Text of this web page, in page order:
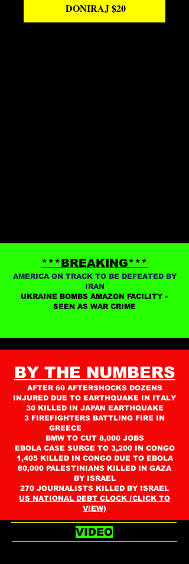
DONIRAJ $20
***BREAKING***
AMERICA ON TRACK TO BE DEFEATED BY
IRAN
UKRAINE BOMBS AMAZON FACILITY –
SEEN AS WAR CRIME
BY THE NUMBERS
AFTER 60 AFTERSHOCKS DOZENS
INJURED DUE TO EARTHQUAKE IN ITALY​
30 KILLED IN JAPAN EARTHQUAKE
3 FIREFIGHTERS BATTLING FIRE IN
GREECE
BMW TO CUT 8,000 JOBS
EBOLA CASE SURGE TO 3,200 IN CONGO
1,405 KILLED IN CONGO DUE TO EBOLA
80,000 PALESTINIANS KILLED IN GAZA
BY ISRAEL
270 JOURNALISTS KILLED BY ISRAEL
US NATIONAL DEBT CLOCK (CLICK TO
VIEW)
VIDEO